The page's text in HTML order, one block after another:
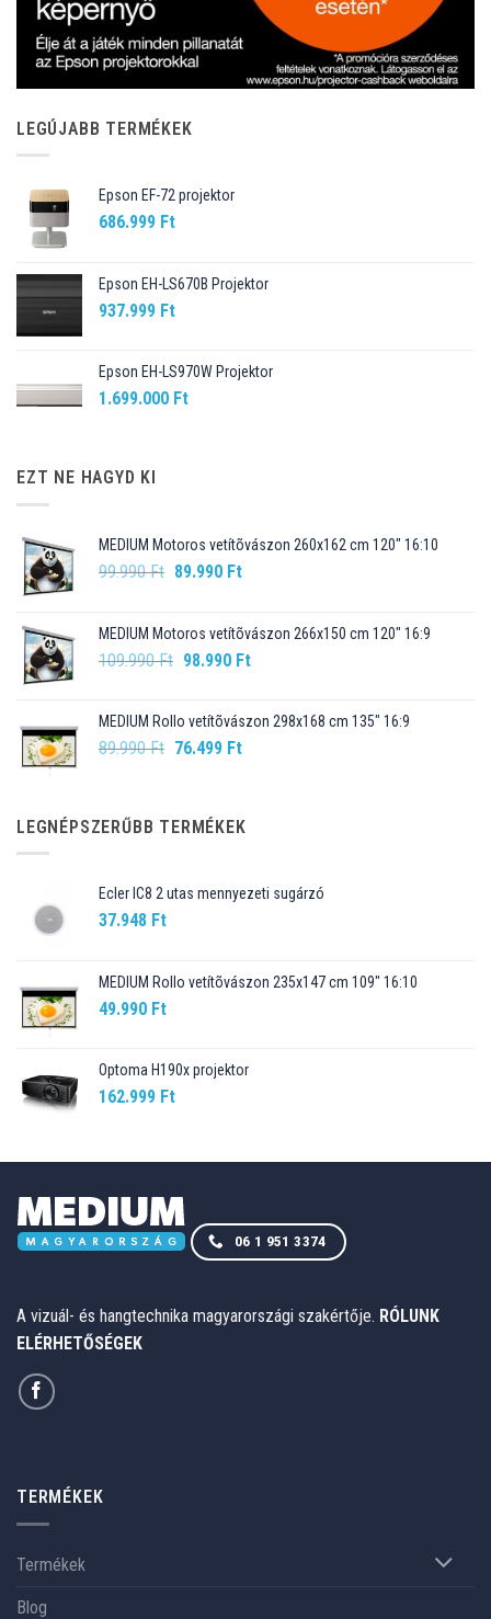
LEGÚJABB TERMÉKEK
Epson EF-72 projektor
686.999 Ft
Epson EH-LS670B Projektor
937.999 Ft
Epson EH-LS970W Projektor
1.699.000 Ft
EZT NE HAGYD KI
MEDIUM Motoros vetítõvászon 260x162 cm 120" 16:10
99.990Ft Original
99.990 Ft.
89.990 FtCurrent
89.990 Ft.
MEDIUM Motoros vetítõvászon 266x150 cm 120" 16:9
109.990Ft Original
109.990 Ft.
98.990 FtCurrent
98.990 Ft.
MEDIUM Rollo vetítõvászon 298x168 cm 135" 16:9
89.990Ft Original
89.990 Ft.
76.499 FtCurrent
76.499 Ft.
LEGNÉPSZERŰBB TERMÉKEK
Ecler IC8 2 utas mennyezeti sugárzó
37.948 Ft
MEDIUM Rollo vetítõvászon 235x147 cm 109" 16:10
49.990 Ft
Optoma H190x projektor
162.999 Ft
06 1 951 3374
A vizuál- és hangtechnika magyarországi szakértője. RÓLUNK
ELÉRHETŐSÉGEK
TERMÉKEK
Termékek
Blog